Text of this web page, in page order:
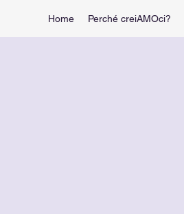
Home Perché creiAMOci?